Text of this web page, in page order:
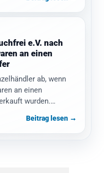
e.V. nach
an einen
ab, wenn
an einen
wurden.
Beitrag lesen →